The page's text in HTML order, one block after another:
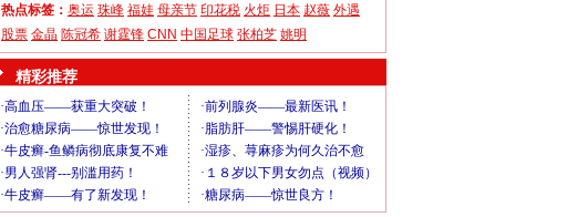
热点标签： 奥运 珠峰 福娃 母亲节 印花税 火炬 日本 赵薇 外遇
股票 金晶 陈冠希 谢霆锋 CNN 中国足球 张柏芝 姚明
精彩推荐